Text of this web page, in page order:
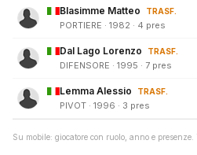
Blasimme Matteo TRASF.
PORTIERE · 1982 · 4 pres
Dal Lago Lorenzo TRASF.
DIFENSORE · 1995 · 7 pres
Lemma Alessio TRASF.
PIVOT · 1996 · 3 pres
Su mobile: giocatore con ruolo, anno e presenze.